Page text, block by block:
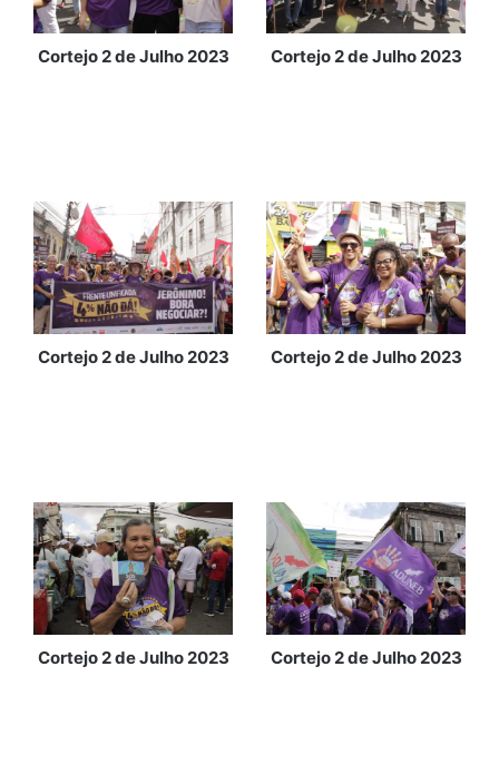
Cortejo 2 de Julho 2023 Cortejo 2 de Julho 2023
Cortejo 2 de Julho 2023 Cortejo 2 de Julho 2023
Cortejo 2 de Julho 2023 Cortejo 2 de Julho 2023